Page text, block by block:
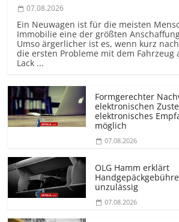
07.08.2026
Ein Neuwagen ist für die meisten
Immobilie eine der größten
Umso ärgerlicher ist es, wenn kurz
die ersten Probleme mit dem Fahrzeug
Lack ...
Formgerechter
elektronischen
elektronisches
möglich
07.08.2026
OLG Hamm erklärt
unzulässig
07.08.2026